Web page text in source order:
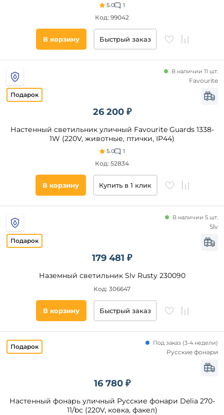
факел
винни
пух
дача
кафе
парк
гостиная
прихожая
Площадь
фильтры
5.0 1
Код: 99042
В корзину Быстрый заказ
26 200 ₽
Настенный светильник уличный Favourite Guards 1338-
1W (220V, животные, птички, IP44)
5.0 1
В наличии 11 шт.
Код: 52834
Favourite
В корзину Купить в 1 клик
179 481 ₽
Наземный светильник Slv Rusty 230090
В наличии 5 шт.
Код: 306647
Slv
В корзину Быстрый заказ
16 780 ₽
Настенный фонарь уличный Русские фонари Delia 270-
11/bc (220V, ковка, факел)
Под заказ (3-4 недели)
Русские фонари